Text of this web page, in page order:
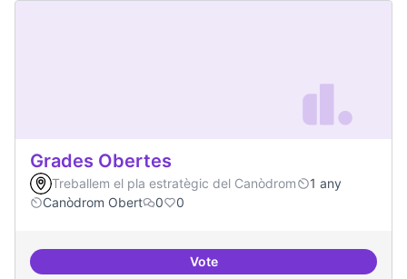
Grades Obertes
Treballem el pla estratègic del Canòdrom
1 any
Canòdrom Obert
0 0
VoteGrades Obertes